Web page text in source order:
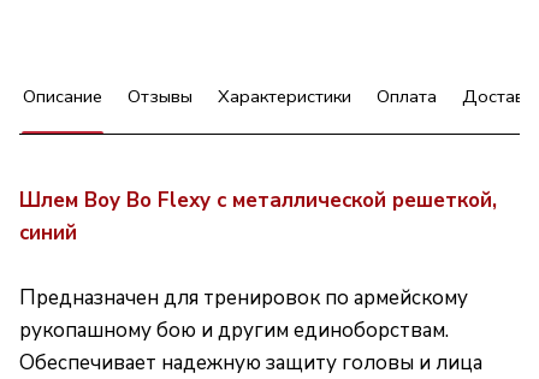
Описание Отзывы Характеристики Оплата
Шлем Boy Bo Flexy с металлической решеткой,
синий
Предназначен для тренировок по армейскому
рукопашному бою и другим единоборствам.
Обеспечивает надежную защиту головы и лица